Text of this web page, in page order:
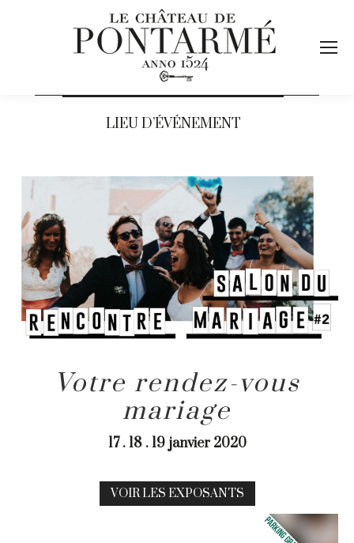
LIEU D’ÉVÉNEMENT
Votre rendez-vous
mariage
17 . 18 . 19 janvier 2020
VOIR LES EXPOSANTS